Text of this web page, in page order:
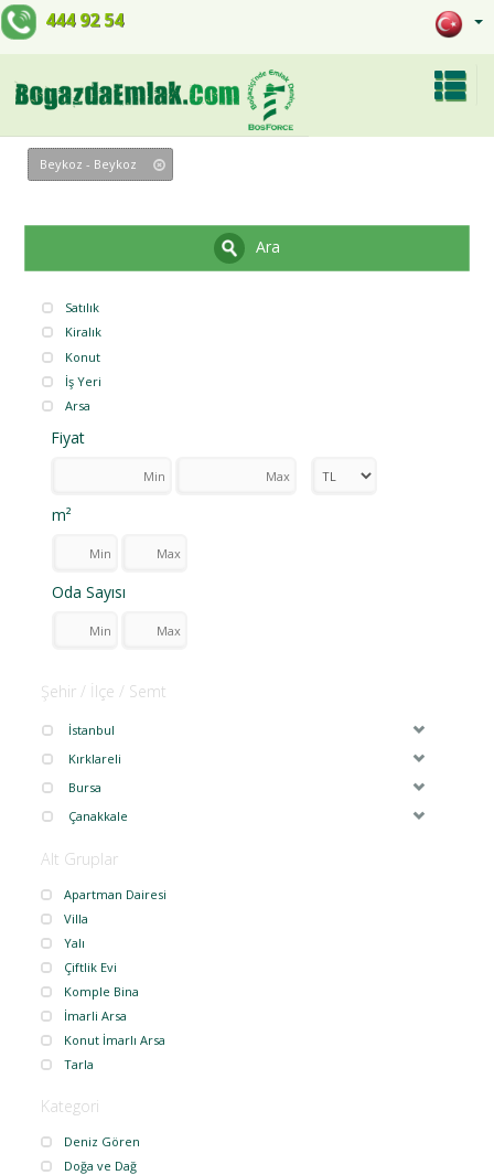
444 92 54
Beykoz - Beykoz
Ara
Satılık
Kiralık
Konut
İş Yeri
Arsa
Fiyat
m²
Oda Sayısı
Şehir / İlçe / Semt
İstanbul
Kırklareli
Bursa
Çanakkale
Alt Gruplar
Apartman Dairesi
Villa
Yalı
Çiftlik Evi
Komple Bina
İmarli Arsa
Konut İmarlı Arsa
Tarla
Kategori
Deniz Gören
Doğa ve Dağ